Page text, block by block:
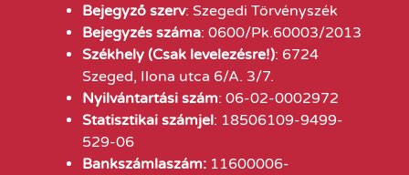
Bejegyző szerv: Szegedi Törvényszék
Bejegyzés száma: 0600/Pk.60003/2013
Székhely (Csak levelezésre!): 6724
Szeged, Ilona utca 6/A. 3/7.
Nyilvántartási szám: 06-02-0002972
Statisztikai számjel: 18506109-9499-
529-06
Bankszámlaszám: 11600006-